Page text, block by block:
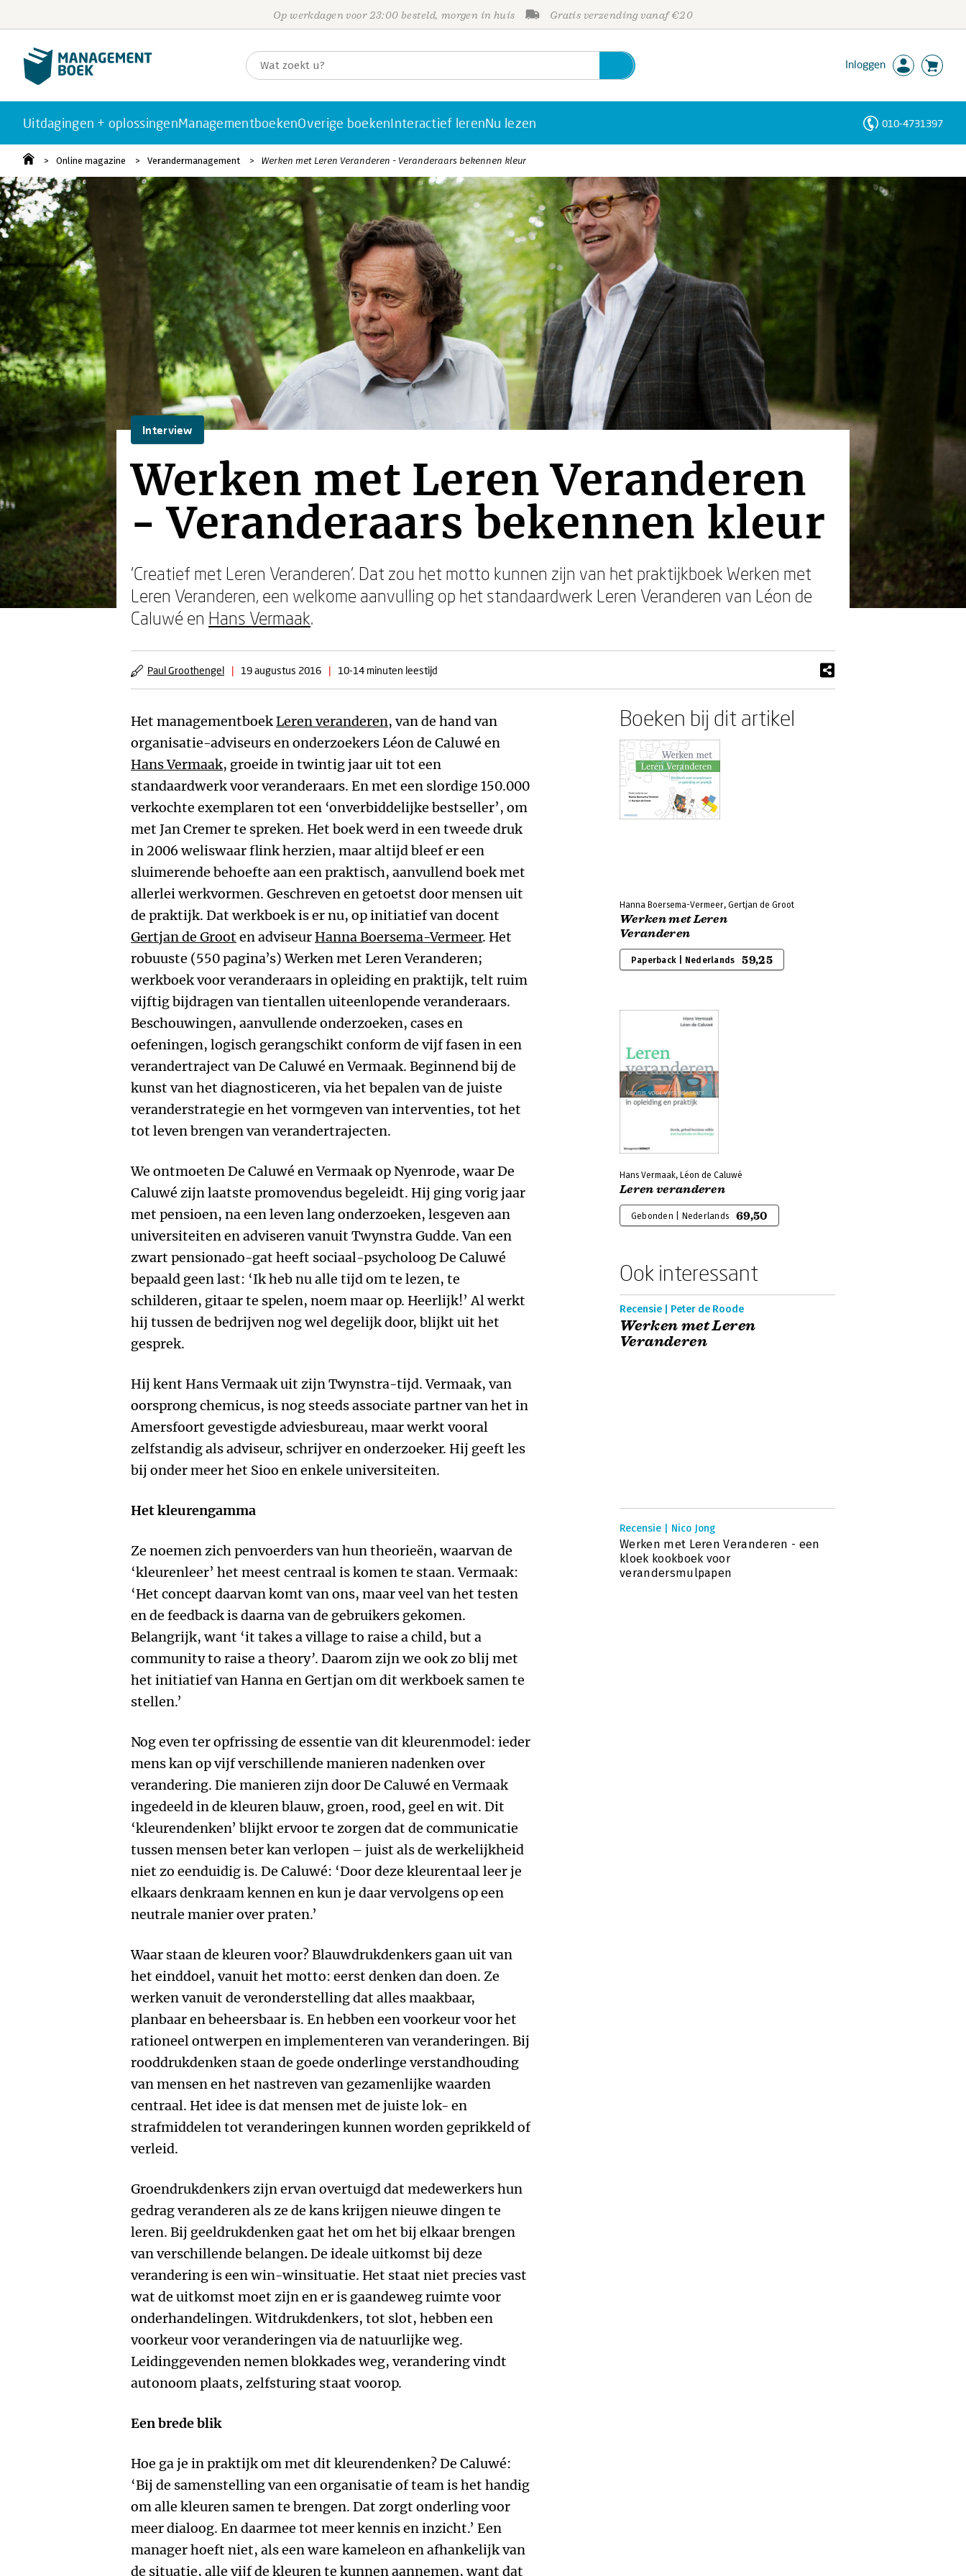
Op werkdagen voor 23:00 besteld, morgen in huis Gratis verzending vanaf €20
Inloggen
Uitdagingen + oplossingenManagementboekenOverige boekenInteractief lerenNu lezen 010-4731397
Online magazine Verandermanagement Werken met Leren Veranderen - Veranderaars bekennen kleur
Interview
Werken met Leren Veranderen
- Veranderaars bekennen kleur
‘Creatief met Leren Veranderen’. Dat zou het motto kunnen zijn van het praktijkboek Werken met
Leren Veranderen, een welkome aanvulling op het standaardwerk Leren Veranderen van Léon de
Caluwé en Hans Vermaak.
Paul Groothengel | 19 augustus 2016 | 10-14 minuten leestijd
Het managementboekLeren veranderen, van de hand van
organisatie-adviseurs en onderzoekers Léon de Caluwé en
Hans Vermaak, groeide in twintig jaar uit tot een
standaardwerk voor veranderaars. En met een slordige 150.000
verkochte exemplaren tot een ‘onverbiddelijke bestseller’, om
met Jan Cremer te spreken. Het boek werd in een tweede druk
in 2006 weliswaar flink herzien, maar altijd bleef er een
sluimerende behoefte aan een praktisch, aanvullend boek met
allerlei werkvormen. Geschreven en getoetst door mensen uit
de praktijk. Dat werkboek is er nu, op initiatief van docent
Gertjan de Groot en adviseurHanna Boersema-Vermeer. Het
robuuste (550 pagina’s) Werken met Leren Veranderen;
werkboek voor veranderaars in opleiding en praktijk, telt ruim
vijftig bijdragen van tientallen uiteenlopende veranderaars.
Beschouwingen, aanvullende onderzoeken, cases en
oefeningen, logisch gerangschikt conform de vijf fasen in een
verandertraject van De Caluwé en Vermaak. Beginnend bij de
kunst van het diagnosticeren, via het bepalen van de juiste
veranderstrategie en het vormgeven van interventies, tot het
tot leven brengen van verandertrajecten.
We ontmoeten De Caluwé en Vermaak op Nyenrode, waar De
Caluwé zijn laatste promovendus begeleidt. Hij ging vorig jaar
met pensioen, na een leven lang onderzoeken, lesgeven aan
universiteiten en adviseren vanuit Twynstra Gudde. Van een
zwart pensionado-gat heeft sociaal-psycholoog De Caluwé
bepaald geen last: ‘Ik heb nu alle tijd om te lezen, te
schilderen, gitaar te spelen, noem maar op. Heerlijk!’ Al werkt
hij tussen de bedrijven nog wel degelijk door, blijkt uit het
gesprek.
Hij kent Hans Vermaak uit zijn Twynstra-tijd. Vermaak, van
oorsprong chemicus, is nog steeds associate partner van het in
Amersfoort gevestigde adviesbureau, maar werkt vooral
zelfstandig als adviseur, schrijver en onderzoeker. Hij geeft les
bij onder meer het Sioo en enkele universiteiten.
Het kleurengamma
Ze noemen zich penvoerders van hun theorieën, waarvan de
‘kleurenleer’ het meest centraal is komen te staan. Vermaak:
‘Het concept daarvan komt van ons, maar veel van het testen
en de feedback is daarna van de gebruikers gekomen.
Belangrijk, want ‘it takes a village to raise a child, but a
community to raise a theory’. Daarom zijn we ook zo blij met
het initiatief van Hanna en Gertjan om dit werkboek samen te
stellen.’
Nog even ter opfrissing de essentie van dit kleurenmodel: ieder
mens kan op vijf verschillende manieren nadenken over
verandering. Die manieren zijn door De Caluwé en Vermaak
ingedeeld in de kleuren blauw, groen, rood, geel en wit. Dit
‘kleurendenken’ blijkt ervoor te zorgen dat de communicatie
tussen mensen beter kan verlopen – juist als de werkelijkheid
niet zo eenduidig is. De Caluwé: ‘Door deze kleurentaal leer je
elkaars denkraam kennen en kun je daar vervolgens op een
neutrale manier over praten.’
Waar staan de kleuren voor? Blauwdrukdenkers gaan uit van
het einddoel, vanuit het motto: eerst denken dan doen. Ze
werken vanuit de veronderstelling dat alles maakbaar,
planbaar en beheersbaar is. En hebben een voorkeur voor het
rationeel ontwerpen en implementeren van veranderingen. Bij
rooddrukdenken staan de goede onderlinge verstandhouding
van mensen en het nastreven van gezamenlijke waarden
centraal. Het idee is dat mensen met de juiste lok- en
strafmiddelen tot veranderingen kunnen worden geprikkeld of
verleid.
Groendrukdenkers zijn ervan overtuigd dat medewerkers hun
gedrag veranderen als ze de kans krijgen nieuwe dingen te
leren. Bij geeldrukdenken gaat het om het bij elkaar brengen
van verschillende belangen.De ideale uitkomst bij deze
verandering is een win-winsituatie. Het staat niet precies vast
wat de uitkomst moet zijn en er is gaandeweg ruimte voor
onderhandelingen. Witdrukdenkers, tot slot, hebben een
voorkeur voor veranderingen via de natuurlijke weg.
Leidinggevenden nemen blokkades weg, verandering vindt
autonoom plaats, zelfsturing staat voorop.
Een brede blik
Hoe ga je in praktijk om met dit kleurendenken? De Caluwé:
‘Bij de samenstelling van een organisatie of team is het handig
om alle kleuren samen te brengen. Dat zorgt onderling voor
meer dialoog. En daarmee tot meerkennis en inzicht.’ Een
manager hoeft niet, als een ware kameleon en afhankelijk van
de situatie, alle vijf de kleuren te kunnen aannemen, want dat
Boeken bij dit artikel
Hanna Boersema-Vermeer, Gertjan de Groot
Werken met Leren
Veranderen
Paperback | Nederlands 59,25
Hans Vermaak, Léon de Caluwé
Leren veranderen
Gebonden | Nederlands 69,50
Ook interessant
Recensie | Peter de Roode
Werken met Leren
Veranderen
Recensie | Nico Jong
Werken met Leren Veranderen - een
kloek kookboek voor
verandersmulpapen
Personen
Trefwoorden